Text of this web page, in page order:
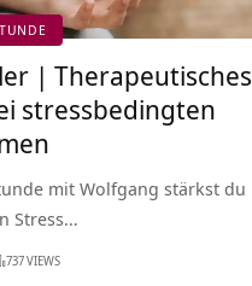
| Therapeutisches
stressbedingten
mit Wolfgang stärkst du
Stress…
737 VIEWS